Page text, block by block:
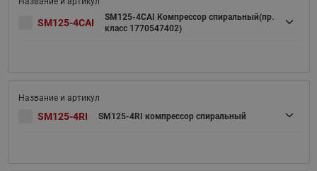
SM125-4CAI
SM125-4CAI Компрессор спиральный(пр.
класс 1770547402)
SM125-4RI SM125-4RI компрессор спиральный